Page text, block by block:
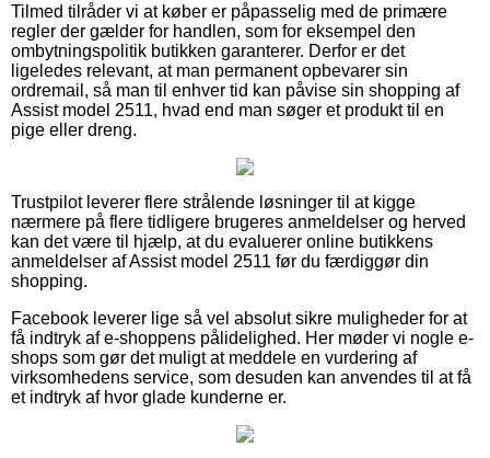
Tilmed tilråder vi at køber er påpasselig med de primære
regler der gælder for handlen, som for eksempel den
ombytningspolitik butikken garanterer. Derfor er det
ligeledes relevant, at man permanent opbevarer sin
ordremail, så man til enhver tid kan påvise sin shopping af
Assist model 2511, hvad end man søger et produkt til en
pige eller dreng.
Trustpilot leverer flere strålende løsninger til at kigge
nærmere på flere tidligere brugeres anmeldelser og herved
kan det være til hjælp, at du evaluerer online butikkens
anmeldelser af Assist model 2511 før du færdiggør din
shopping.
Facebook leverer lige så vel absolut sikre muligheder for at
få indtryk af e-shoppens pålidelighed. Her møder vi nogle e-
shops som gør det muligt at meddele en vurdering af
virksomhedens service, som desuden kan anvendes til at få
et indtryk af hvor glade kunderne er.